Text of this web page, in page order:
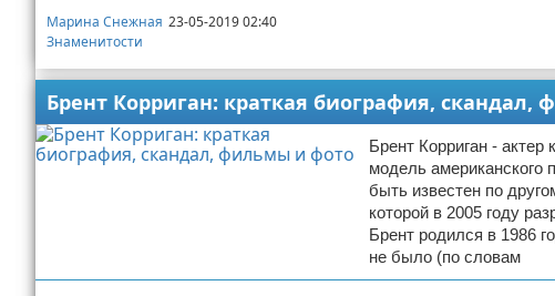
Марина Снежная 23-05-2019 02:40
Знаменитости
Брент Корриган: краткая биография,
Брент Корриган - актер
модель
быть известен по
которой в 2005 году
Брент родился в 1986
не было (по словам